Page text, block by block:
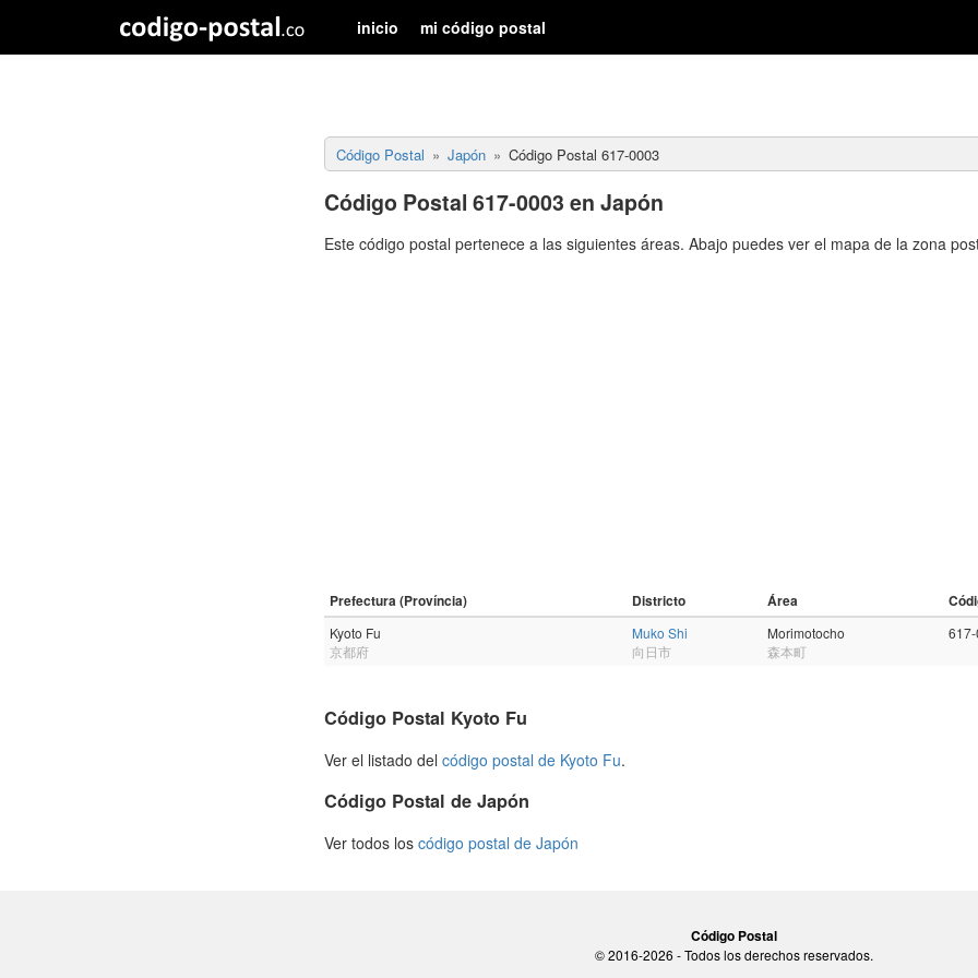
inicio mi código postal
Código Postal Japón Código Postal 617-0003
Código Postal 617-0003 en Japón
Este código postal pertenece a las siguientes áreas. Abajo puedes ver el mapa de la zona
Prefectura (Província) Districto Área
Kyoto Fu
京都府
Muko Shi
向日市
Morimotocho
森本町
Código Postal Kyoto Fu
Ver el listado del código postal de Kyoto Fu.
Código Postal de Japón
Ver todos los código postal de Japón
Código Postal
© 2016-2026 - Todos los derechos reservados.